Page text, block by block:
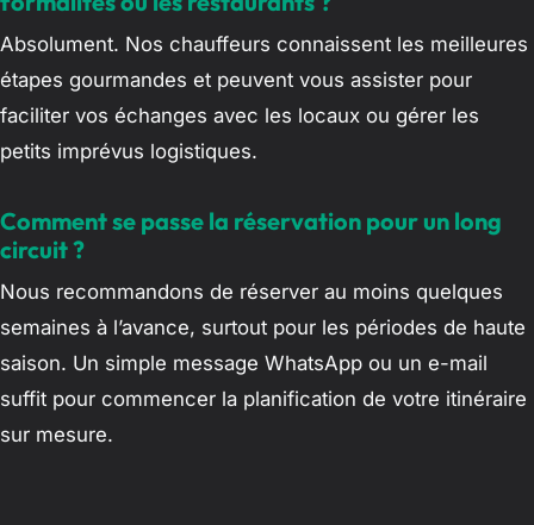
Absolument. Nos chauffeurs connaissent les meilleures
étapes gourmandes et peuvent vous assister pour
faciliter vos échanges avec les locaux ou gérer les
petits imprévus logistiques.
Comment se passe la réservation pour un long
circuit ?
Nous recommandons de réserver au moins quelques
semaines à l’avance, surtout pour les périodes de haute
saison. Un simple message WhatsApp ou un e-mail
suffit pour commencer la planification de votre itinéraire
sur mesure.